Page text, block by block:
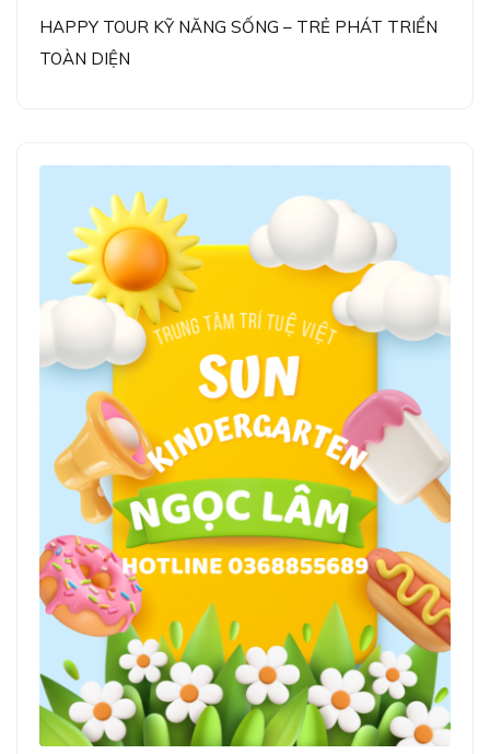
HAPPY TOUR KỸ NĂNG SỐNG – TRẺ PHÁT TRIỂN
TOÀN DIỆN